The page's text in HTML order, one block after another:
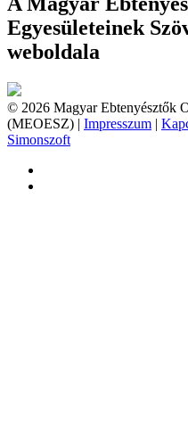
Egyesületeinek
weboldala
© 2026 Magyar Ebtenyésztők
(MEOESZ) | Impresszum |
Simonszoft